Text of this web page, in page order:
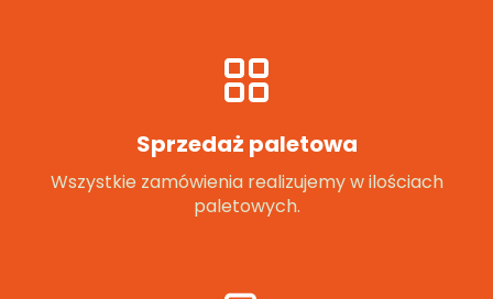
Sprzedaż paletowa
Wszystkie zamówienia realizujemy w ilościach
paletowych.